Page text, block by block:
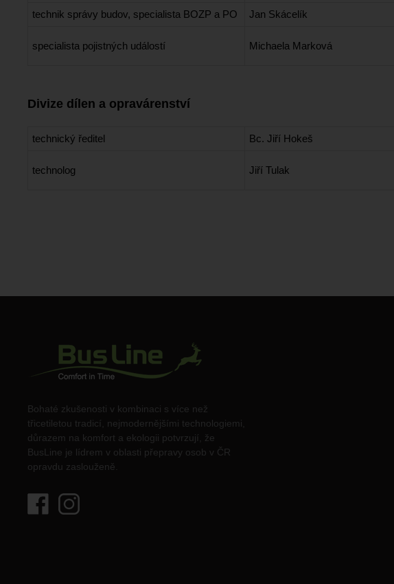
technik správy budov, specialista BOZP a PO Jan Skácelík
specialista pojistných událostí Michaela Marková
Divize dílen a opravárenství
technický ředitel Bc. Jiří Hokeš
technolog Jiří Tulak
Bohaté zkušenosti v kombinaci s více než
třicetiletou tradicí, nejmodernějšími technologiemi,
důrazem na komfort a ekologii potvrzují, že
BusLine je lídrem v oblasti přepravy osob v ČR
opravdu zaslouženě.